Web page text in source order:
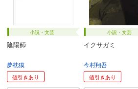
小説・文芸
陰陽師
夢枕獏
値引きあり
小説・文芸
イクサガミ
今村翔吾
値引きあり